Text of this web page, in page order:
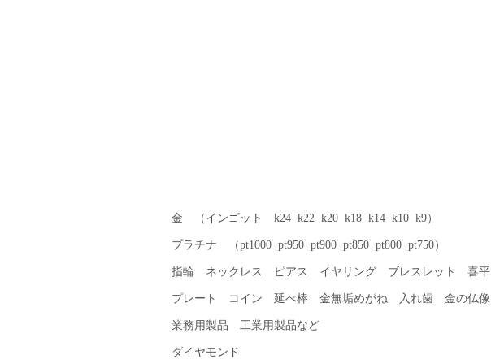
金 （インゴット k24 k22 k20 k18 k14 k10 k9）
プラチナ （pt1000 pt950 pt900 pt850 pt800 pt750）
指輪 ネックレス ピアス イヤリング ブレスレット 喜平
プレート コイン 延べ棒 金無垢めがね 入れ歯 金の仏像
業務用製品 工業用製品など
ダイヤモンド